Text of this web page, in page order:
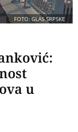
FOTO: GLAS SRPSKE
u